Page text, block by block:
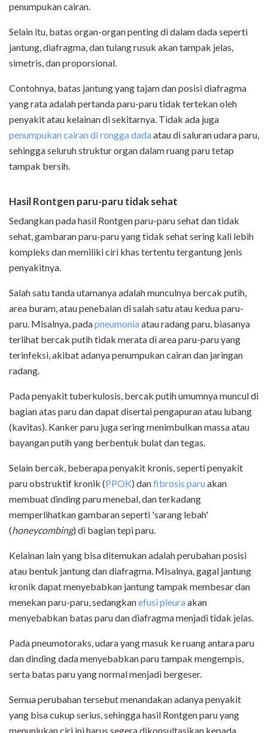
penumpukan cairan.
Selain itu, batas organ-organ penting di dalam dada seperti
jantung, diafragma, dan tulang rusuk akan tampak jelas,
simetris, dan proporsional.
Contohnya, batas jantung yang tajam dan posisi diafragma
yang rata adalah pertanda paru-paru tidak tertekan oleh
penyakit atau kelainan di sekitarnya. Tidak ada juga
penumpukan cairan di rongga dadaatau di saluran udara paru,
sehingga seluruh struktur organ dalam ruang paru tetap
tampak bersih.
Hasil Rontgen paru-paru tidak sehat
Sedangkan pada hasil Rontgen paru-paru sehat dan tidak
sehat, gambaran paru-paru yang tidak sehat sering kali lebih
kompleks dan memiliki ciri khas tertentu tergantung jenis
penyakitnya.
Salah satu tanda utamanya adalah munculnya bercak putih,
area buram, atau penebalan di salah satu atau kedua paru-
paru. Misalnya, padapneumoniaatau radang paru, biasanya
terlihat bercak putih tidak merata di area paru-paru yang
terinfeksi, akibat adanya penumpukan cairan dan jaringan
radang.
Pada penyakit tuberkulosis, bercak putih umumnya muncul di
bagian atas paru dan dapat disertai pengapuran atau lubang
(kavitas). Kanker paru juga sering menimbulkan massa atau
bayangan putih yang berbentuk bulat dan tegas.
Selain bercak, beberapa penyakit kronis, seperti penyakit
paru obstruktif kronik (PPOK) danfibrosis paruakan
membuat dinding paru menebal, dan terkadang
memperlihatkan gambaran seperti 'sarang lebah'
(honeycombing) di bagian tepi paru.
Kelainan lain yang bisa ditemukan adalah perubahan posisi
atau bentuk jantung dan diafragma. Misalnya, gagal jantung
kronik dapat menyebabkan jantung tampak membesar dan
menekan paru-paru, sedangkanefusi pleuraakan
menyebabkan batas paru dan diafragma menjadi tidak jelas.
Pada pneumotoraks, udara yang masuk ke ruang antara paru
dan dinding dada menyebabkan paru tampak mengempis,
serta batas paru yang normal menjadi bergeser.
Semua perubahan tersebut menandakan adanya penyakit
yang bisa cukup serius, sehingga hasil Rontgen paru yang
menunjukan ciri ini harus segera dikonsultasikan kepada